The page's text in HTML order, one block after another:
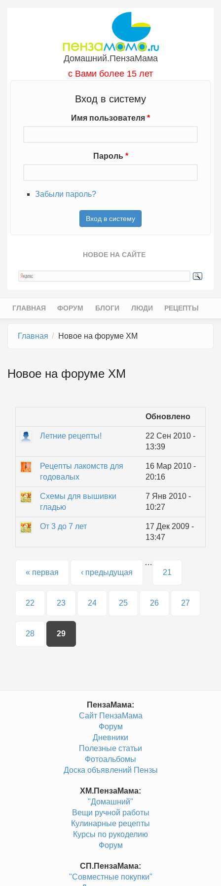
Домашний.ПензаМама
с Вами более 15 лет
Вход в систему
Имя пользователя *
Пароль *
Забыли пароль?
НОВОЕ НА САЙТЕ
Главное меню
ГЛАВНАЯ ФОРУМ БЛОГИ ЛЮДИ РЕЦЕПТЫ
Главная Новое на форуме ХМ
Новое на форуме ХМ
Обновлено
Летние рецепты!
22 Сен 2010 -
13:39
Рецепты лакомств для
годовалых
16 Мар 2010 -
20:16
Схемы для вышивки
гладью
7 Янв 2010 -
10:27
От 3 до 7 лет
17 Дек 2009 -
13:47
Страницы
« первая ‹ предыдущая
…
21
22 23 24 25 26 27
28 29
ПензаМама:
Сайт ПензаМама
Форум
Дневники
Полезные статьи
Фотоальбомы
Доска объявлений Пензы
ХМ.ПензаМама:
"Домашний"
Вещи ручной работы
Кулинарные рецепты
Курсы по рукоделию
Форум
СП.ПензаМама:
"Совместные покупки"